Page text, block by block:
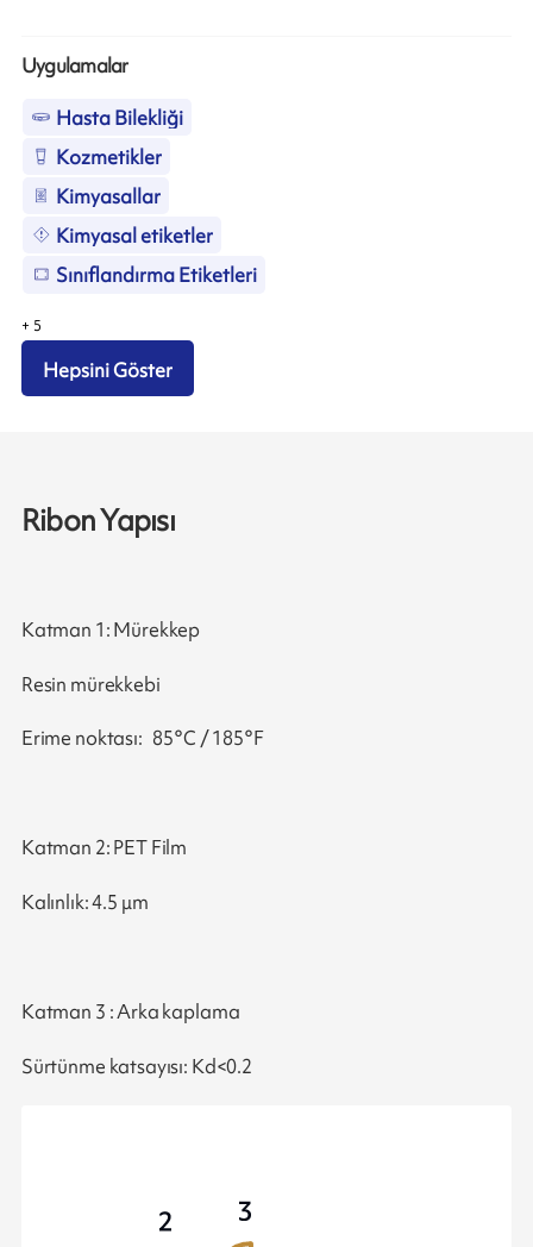
Uygulamalar
Hasta Bilekliği
Kozmetikler
Kimyasallar
Kimyasal etiketler
Sınıflandırma Etiketleri
+ 5
Hepsini Göster
Ribon Yapısı
Katman 1: Mürekkep
Resin mürekkebi
Erime noktası: 85°C / 185°F
Katman 2: PET Film
Kalınlık: 4.5 μm
Katman 3 : Arka kaplama
Sürtünme katsayısı: Kd<0.2